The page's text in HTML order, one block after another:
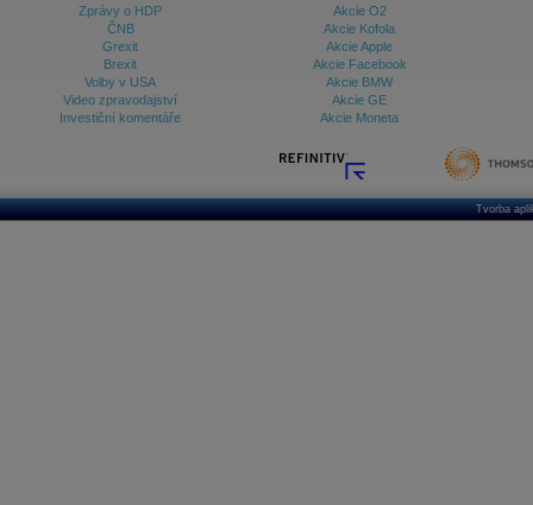
Zprávy o HDP
ČNB
Grexit
Brexit
Volby v USA
Video zpravodajství
Investiční komentáře
Akcie O2
Akcie Kofola
Akcie Apple
Akcie Facebook
Akcie BMW
Akcie GE
Akcie Moneta
Tvorba